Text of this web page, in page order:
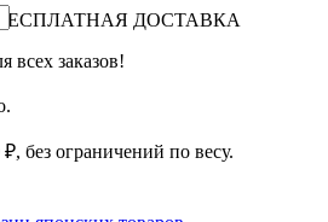
БЕСПЛАТНАЯ ДОСТАВКА
всех заказов!
без ограничений по весу.